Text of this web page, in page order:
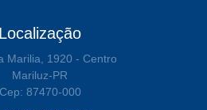
Localização
Marilia, 1920 - Centro
Mariluz-PR
Cep: 87470-000